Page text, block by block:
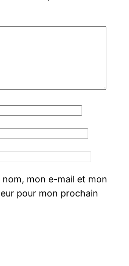
mon e-mail et mon
pour mon prochain